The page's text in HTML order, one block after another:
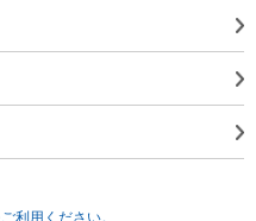
利用ください。